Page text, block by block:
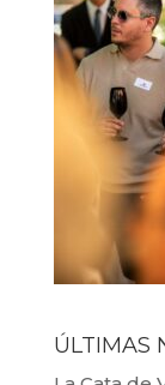
ÚLTIMAS